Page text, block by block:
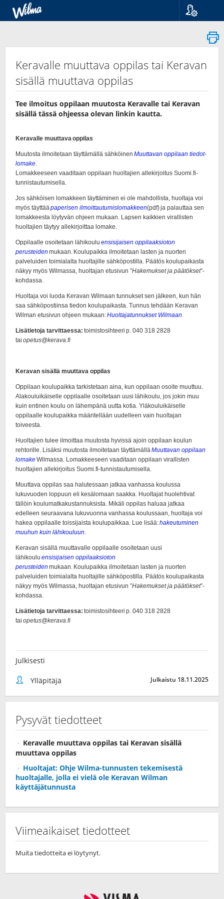
Suomi
Svenska
Keravalle muuttava oppilas tai Keravan
sisällä muuttava oppilas
Tee ilmoitus oppilaan muutosta Keravalle tai Keravan
sisällä tässä ohjeessa olevan linkin kautta.
Julkisesti
Ylläpitäjä Julkaistu 18.11.2025
Pysyvät tiedotteet
Keravalle muuttava oppilas tai Keravan sisällä
muuttava oppilas
Huoltajat: Ohje Wilma-tunnusten tekemisestä
huoltajalle, jolla ei vielä ole Keravan Wilman
käyttäjätunnusta
Viimeaikaiset tiedotteet
Muita tiedotteita ei löytynyt.